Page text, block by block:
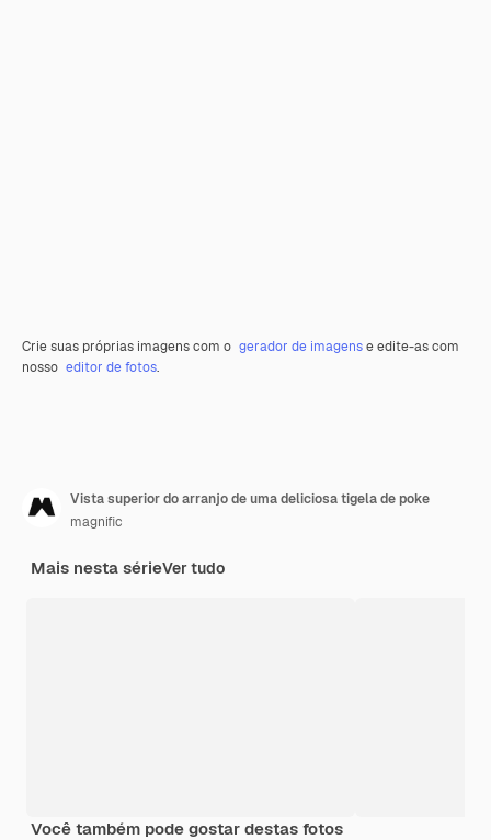
Crie suas próprias imagens com o gerador de imagense edite-as com
nosso editor de fotos.
Vista superior do arranjo de uma deliciosa tigela de poke
magnific
Mais nesta sérieVer tudo
Você também pode gostar destas fotos